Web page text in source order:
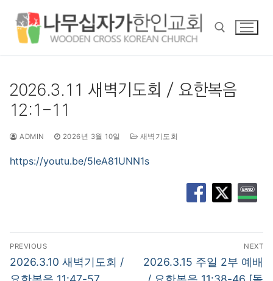
2026.3.11 새벽기도회 / 요한복음
12:1-11
ADMIN 2026년 3월 10일 새벽기도회
https://youtu.be/5IeA81UNN1s
글
탐
PREVIOUS
Previous
post:
2026.3.10 새벽기도회 /
NEXT
Next
post:
2026.3.15 주일 2부 예배